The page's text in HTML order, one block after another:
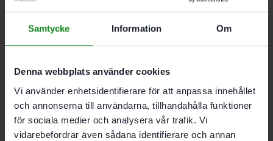
Samtycke Information Om
Denna webbplats använder cookies
Vi använder enhetsidentifierare för att anpassa innehållet
och annonserna till användarna, tillhandahålla funktioner
för sociala medier och analysera vår trafik. Vi
vidarebefordrar även sådana identifierare och annan